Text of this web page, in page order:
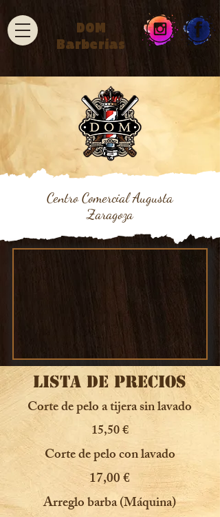
DOM
Barberías
Centro Comercial Augusta
Zaragoza
LISTA DE PRECIOS
Corte de pelo a tijera sin lavado
15,50 €
Corte de pelo con lavado
17,00 €
Arreglo barba (Máquina)